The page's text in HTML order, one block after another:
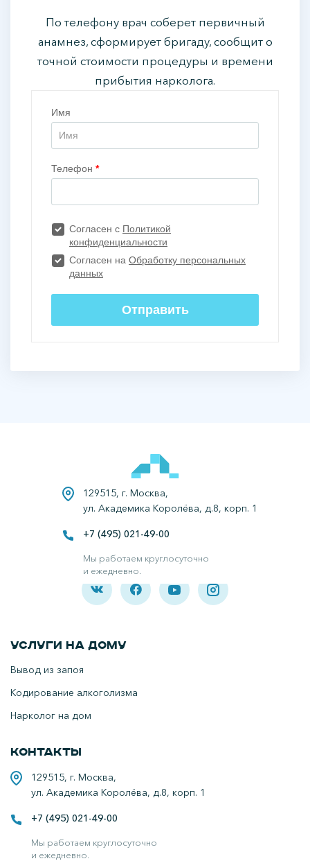
По телефону врач соберет первичный
анамнез, сформирует бригаду, сообщит о
точной стоимости процедуры и времени
прибытия нарколога.
129515, г. Москва,
ул. Академика Королёва, д.8, корп. 1
+7 (495) 021-49-00
Мы работаем круглосуточно
и ежедневно.
Все права защищены.
Наркологическая клиника в Люберцах.
Услуги на дому
Вывод из запоя
Кодирование алкоголизма
Нарколог на дом
Контакты
129515, г. Москва,
ул. Академика Королёва, д.8, корп. 1
+7 (495) 021-49-00
Мы работаем круглосуточно
и ежедневно.